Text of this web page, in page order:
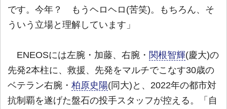
です。今年？ もうヘロヘロ(苦笑)。もちろん、そ
ういう立場と理解しています」
ENEOSには左腕・加藤、右腕・ 関根智輝(慶大)の
先発2本柱に、救援、先発をマルチでこなす30歳の
ベテラン右腕・ 柏原史陽(同大)と、2022年の都市対
抗制覇を遂げた盤石の投手スタッフが控える。「自